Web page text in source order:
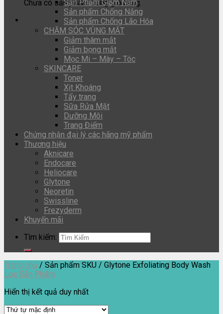
Chưa có sản phẩm trong giỏ hàng.
Sản Phẩm Giảm Nám
Sản phẩm Chống Nắng
Sản phẩm Chống Lão Hóa
CHĂM SÓC VÙNG MẮT
Giảm thâm mắt
Giảm bọng mắt
Mọc Mi – Mày – Tóc
SKINCARE
Toner
Xịt Khoáng
Tẩy trang
Sữa Rửa Mặt
Dưỡng Môi
Trang Điểm
Chứng nhận đại lý các hãng mỹ phẩm
Thương hiệu
Aknicare
Endocare
Heliocare
Glytone
Neoretin
Swissline
Frezyderm
Khuyến mãi
Tìm kiếm:
Trang chủ / Sản phẩm SKU / Glytone Exfoliating Body Wash
Lọc Sản Phẩm
Hiển thị kết quả duy nhất